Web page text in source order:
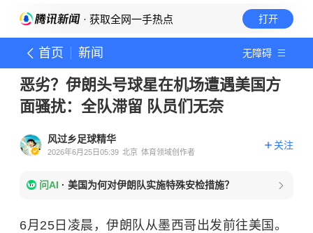
· 获取全网一手热点 打开
首页 新闻 无障碍
恶劣？伊朗头号球星在机场遭遇美国方
面骚扰：全队滞留 队员们无奈
风过乡足球精华
2026年6月25日05:39 北京 体育领域创作者
关注
问AI · 美国为何对伊朗队实施特殊安检措施？
6月25日凌晨，伊朗队从墨西哥出发前往美国。